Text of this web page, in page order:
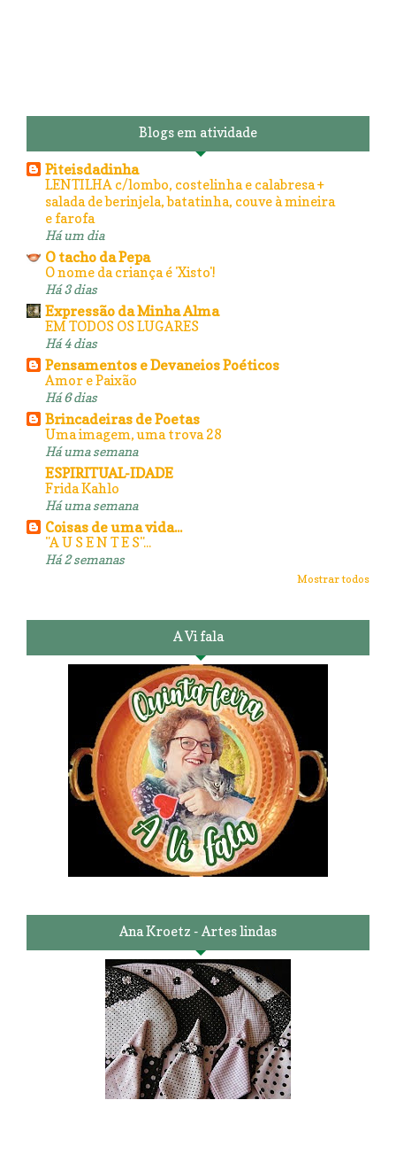
Blogs em atividade
Piteisdadinha
LENTILHA c/lombo, costelinha e calabresa +
salada de berinjela, batatinha, couve à mineira
e farofa
Há um dia
O tacho da Pepa
O nome da criança é 'Xisto'!
Há 3 dias
Expressão da Minha Alma
EM TODOS OS LUGARES
Há 4 dias
Pensamentos e Devaneios Poéticos
Amor e Paixão
Há 6 dias
Brincadeiras de Poetas
Uma imagem, uma trova 28
Há uma semana
ESPIRITUAL-IDADE
Frida Kahlo
Há uma semana
Coisas de uma vida...
"A U S E N T E S"...
Há 2 semanas
Mostrar todos
A Vi fala
Ana Kroetz - Artes lindas